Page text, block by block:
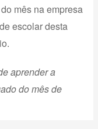
mês na empresa
escolar desta
aprender a
do mês de